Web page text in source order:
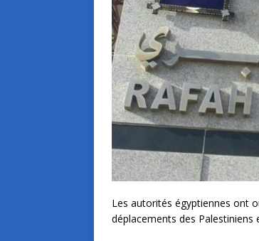
Les autorités égyptiennes ont
déplacements des Palestiniens